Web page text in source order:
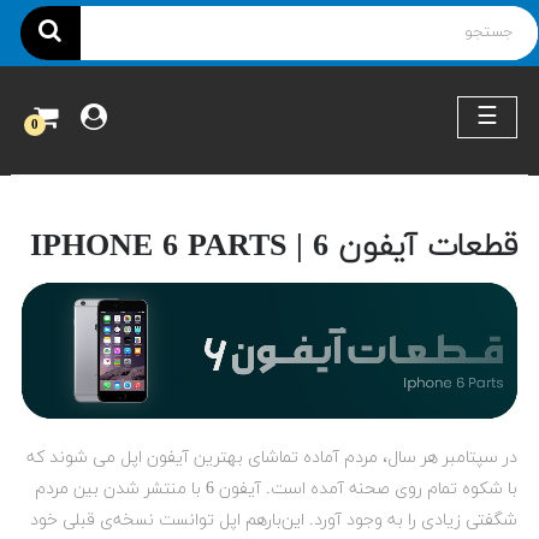
ناوبری
☰
0
قطعات آیفون 6 | IPHONE 6 PARTS
در سپتامبر هر سال، مردم آماده تماشای بهترین آیفون اپل می شوند که
با شکوه تمام روی صحنه آمده است. آیفون 6 با منتشر شدن بین مردم
شگفتی زیادی را به وجود آورد. این‌بارهم اپل توانست نسخه‌ی قبلی خود